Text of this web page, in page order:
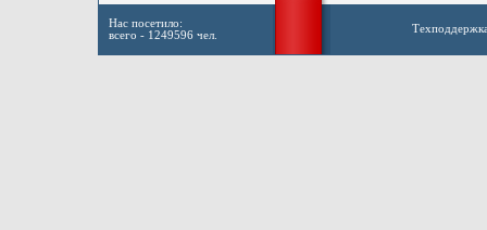
Нас посетило:
всего - 1249596 чел.